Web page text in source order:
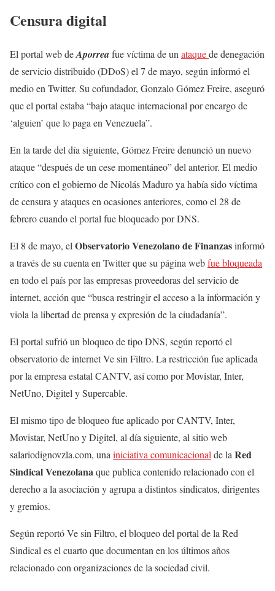
Censura digital
El portal web deAporreafue víctima de un ataquede denegación
de servicio distribuido (DDoS) el 7 de mayo, según informó el
medio en Twitter. Su cofundador, Gonzalo Gómez Freire, aseguró
que el portal estaba “bajo ataque internacional por encargo de
‘alguien’ que lo paga en Venezuela”.
En la tarde del día siguiente, Gómez Freire denunció un nuevo
ataque “después de un cese momentáneo” del anterior. El medio
crítico con el gobierno de Nicolás Maduro ya había sido víctima
de censura y ataques en ocasiones anteriores, como el 28 de
febrero cuando el portal fue bloqueado por DNS.
El 8 de mayo, el Observatorio Venezolano de Finanzasinformó
a través de su cuenta en Twitter que su página webfue bloqueada
en todo el país por las empresas proveedoras del servicio de
internet, acción que “busca restringir el acceso a la información y
viola la libertad de prensa y expresión de la ciudadanía”.
El portal sufrió un bloqueo de tipo DNS, según reportó el
observatorio de internet Ve sin Filtro. La restricción fue aplicada
por la empresa estatal CANTV, así como por Movistar, Inter,
NetUno, Digitel y Supercable.
El mismo tipo de bloqueo fue aplicado por CANTV, Inter,
Movistar, NetUno y Digitel, al día siguiente, al sitio web
salariodignovzla.com, una iniciativa comunicacional de la Red
Sindical Venezolanaque publica contenido relacionado con el
derecho a la asociación y agrupa a distintos sindicatos, dirigentes
y gremios.
Según reportó Ve sin Filtro, el bloqueo del portal de la Red
Sindical es el cuarto que documentan en los últimos años
relacionado con organizaciones de la sociedad civil.